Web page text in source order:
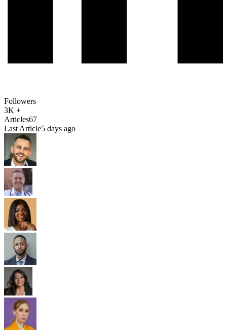
Followers
3K +
Articles67
Last Article5 days ago